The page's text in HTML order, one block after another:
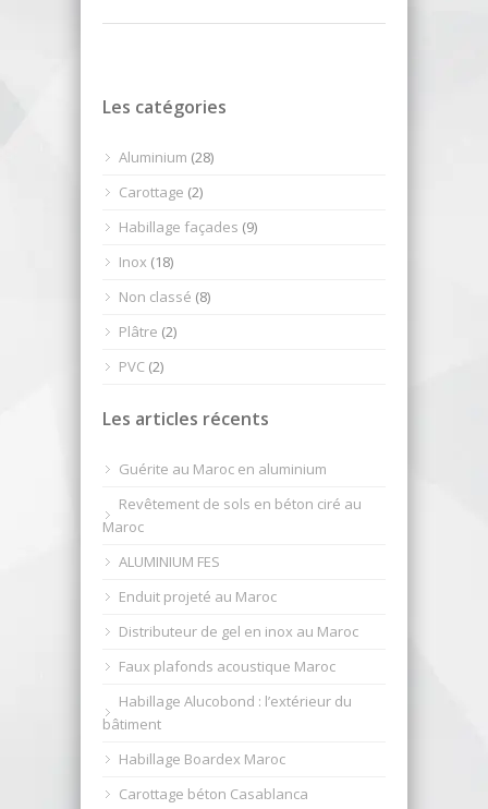
Les catégories
Aluminium (28)
Carottage (2)
Habillage façades (9)
Inox (18)
Non classé (8)
Plâtre (2)
PVC (2)
Les articles récents
Guérite au Maroc en aluminium
Revêtement de sols en béton ciré au
Maroc
ALUMINIUM FES
Enduit projeté au Maroc
Distributeur de gel en inox au Maroc
Faux plafonds acoustique Maroc
Habillage Alucobond : l’extérieur du
bâtiment
Habillage Boardex Maroc
Carottage béton Casablanca